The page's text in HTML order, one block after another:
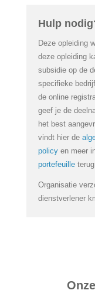
Hulp
Deze opleiding
deze opleiding
subsidie op de
specifieke
de online
geef je de
het best
vindt hier de
policy en meer
portefeuilleterug.
Organisatie
dienstverlener